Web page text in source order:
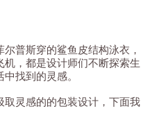
普斯穿的鲨鱼皮结构泳衣，
，都是设计师们不断探索生
找到的灵感。
灵感的的包装设计，下面我